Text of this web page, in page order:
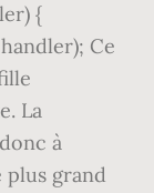
{
Ce
La
à
plus grand